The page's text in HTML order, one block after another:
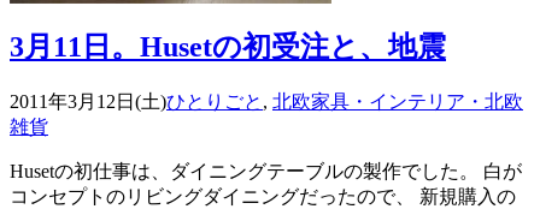
3月11日。Husetの初受注と、地震
2011年3月12日(土)ひとりごと , 北欧家具・インテリア・北欧
雑貨
Husetの初仕事は、ダイニングテーブルの製作でした。 白が
コンセプトのリビングダイニングだったので、 新規購入の